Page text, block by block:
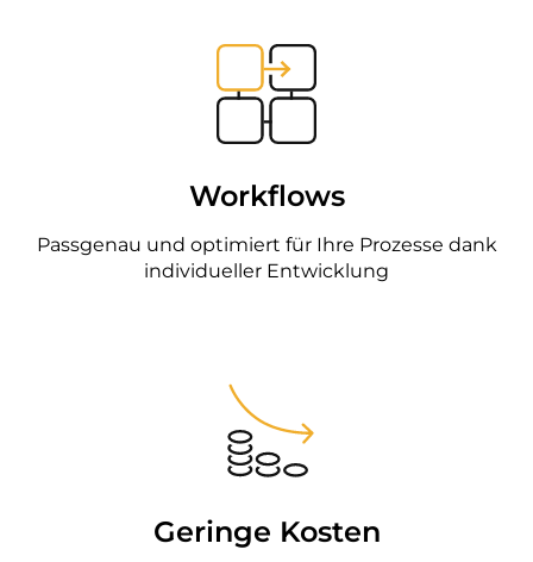
Workflows
Passgenau und optimiert für Ihre Prozesse dank
individueller Entwicklung
Geringe Kosten